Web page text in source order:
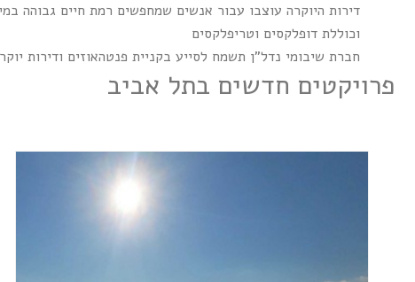
דירות היוקרה עוצבו עבור אנשים שמחפשים רמת חיים גבוהה
וכוללת דופלקסים וטריפלקסים
חברת שיבומי נדל"ן תשמח לסייע בקניית פנטהאוזים ודירות
פרויקטים חדשים בתל אביב